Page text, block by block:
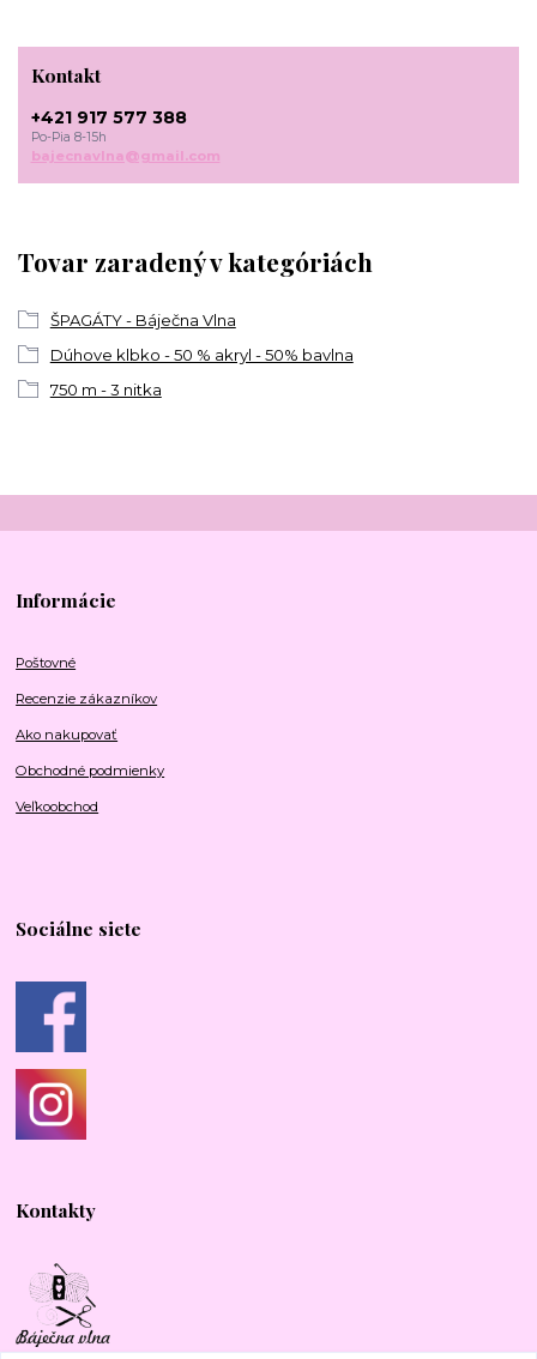
Tovar zaradený v kategóriách
ŠPAGÁTY - Báječna Vlna
Dúhove klbko - 50 % akryl - 50% bavlna
750 m - 3 nitka
Kontakt
+421 917 577 388
Po-Pia 8-15h
bajecnavlna@gmail.com
Informácie
Poštovné
Recenzie zákazníkov
Ako nakupovať
Obchodné podmienky
Veľkoobchod
Sociálne siete
Kontakty